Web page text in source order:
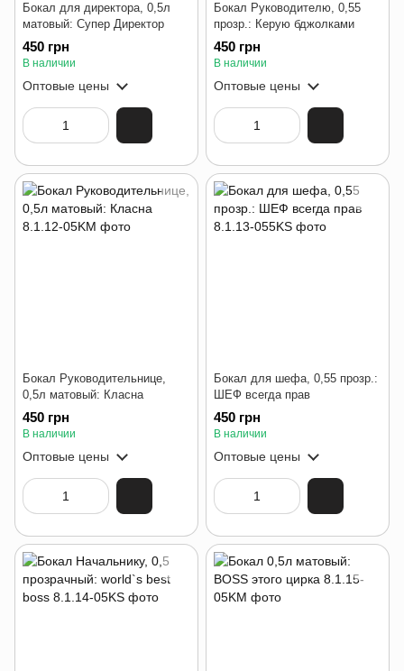
Бокал для директора, 0,5л
матовый: Супер Директор
450 грн
В наличии
Оптовые цены
Бокал Руководителю, 0,55
прозр.: Керую бджолками
450 грн
В наличии
Оптовые цены
Бокал Руководительнице,
0,5л матовый: Класна
450 грн
В наличии
Оптовые цены
Бокал для шефа, 0,55 прозр.:
ШЕФ всегда прав
450 грн
В наличии
Оптовые цены